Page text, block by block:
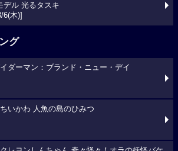
デル 光るタスキ
6(木)]
グ
ダーマン：ブランド・ニュー・デイ
いかわ 人魚の島のひみつ